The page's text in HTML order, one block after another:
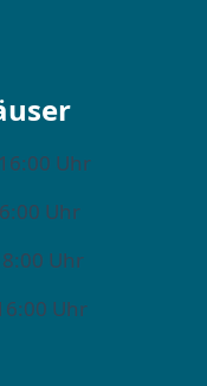
Uhr
Uhr
Uhr
Uhr